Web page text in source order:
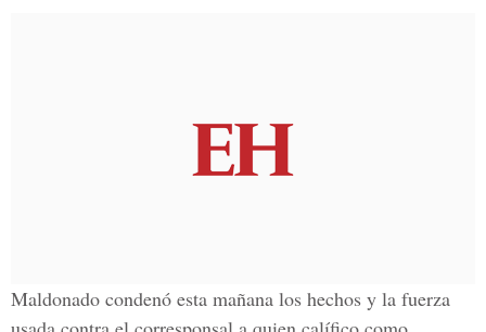
Maldonado condenó esta mañana los hechos y la fuerza